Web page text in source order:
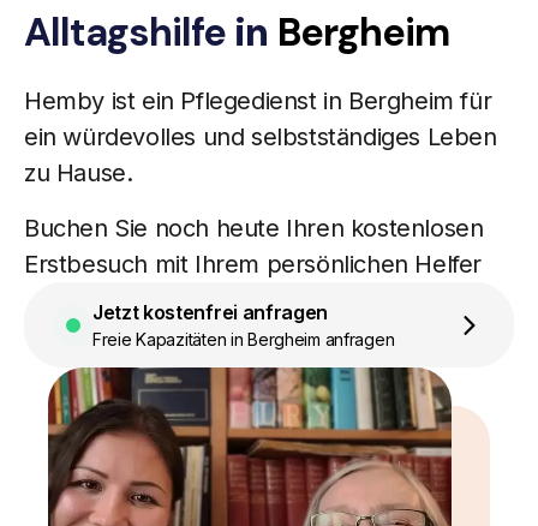
Alltagshilfe in Bergheim
Hemby ist ein Pflegedienstin Bergheim für
ein würdevolles und selbstständiges Leben
zu Hause.
Buchen Sie noch heute Ihren kostenlosen
Erstbesuch mit Ihrem persönlichen Helfer
Jetzt kostenfrei anfragen
Freie Kapazitäten in Bergheim anfragen